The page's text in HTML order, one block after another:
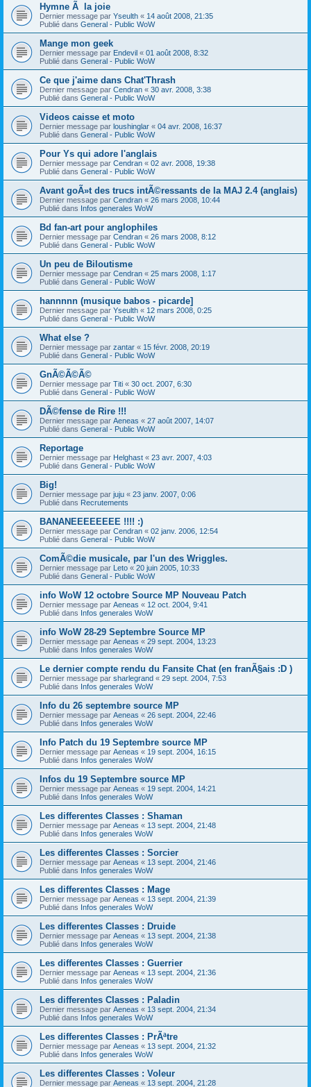
Hymne Ã la joie
Dernier message par Yseulth « 14 août 2008, 21:35
Publié dans General - Public WoW
Mange mon geek
Dernier message par Endevil « 01 août 2008, 8:32
Publié dans General - Public WoW
Ce que j'aime dans Chat'Thrash
Dernier message par Cendran « 30 avr. 2008, 3:38
Publié dans General - Public WoW
Videos caisse et moto
Dernier message par loushinglar « 04 avr. 2008, 16:37
Publié dans General - Public WoW
Pour Ys qui adore l'anglais
Dernier message par Cendran « 02 avr. 2008, 19:38
Publié dans General - Public WoW
Avant goÃ»t des trucs intÃ©ressants de la MAJ 2.4 (anglais)
Dernier message par Cendran « 26 mars 2008, 10:44
Publié dans Infos generales WoW
Bd fan-art pour anglophiles
Dernier message par Cendran « 26 mars 2008, 8:12
Publié dans General - Public WoW
Un peu de Biloutisme
Dernier message par Cendran « 25 mars 2008, 1:17
Publié dans General - Public WoW
hannnnn (musique babos - picarde]
Dernier message par Yseulth « 12 mars 2008, 0:25
Publié dans General - Public WoW
What else ?
Dernier message par zantar « 15 févr. 2008, 20:19
Publié dans General - Public WoW
GnÃ©Ã©Ã©
Dernier message par Titi « 30 oct. 2007, 6:30
Publié dans General - Public WoW
DÃ©fense de Rire !!!
Dernier message par Aeneas « 27 août 2007, 14:07
Publié dans General - Public WoW
Reportage
Dernier message par Helghast « 23 avr. 2007, 4:03
Publié dans General - Public WoW
Big!
Dernier message par juju « 23 janv. 2007, 0:06
Publié dans Recrutements
BANANEEEEEEEE !!!! :)
Dernier message par Cendran « 02 janv. 2006, 12:54
Publié dans General - Public WoW
ComÃ©die musicale, par l'un des Wriggles.
Dernier message par Leto « 20 juin 2005, 10:33
Publié dans General - Public WoW
info WoW 12 octobre Source MP Nouveau Patch
Dernier message par Aeneas « 12 oct. 2004, 9:41
Publié dans Infos generales WoW
info WoW 28-29 Septembre Source MP
Dernier message par Aeneas « 29 sept. 2004, 13:23
Publié dans Infos generales WoW
Le dernier compte rendu du Fansite Chat (en franÃ§ais :D )
Dernier message par sharlegrand « 29 sept. 2004, 7:53
Publié dans Infos generales WoW
Info du 26 septembre source MP
Dernier message par Aeneas « 26 sept. 2004, 22:46
Publié dans Infos generales WoW
Info Patch du 19 Septembre source MP
Dernier message par Aeneas « 19 sept. 2004, 16:15
Publié dans Infos generales WoW
Infos du 19 Septembre source MP
Dernier message par Aeneas « 19 sept. 2004, 14:21
Publié dans Infos generales WoW
Les differentes Classes : Shaman
Dernier message par Aeneas « 13 sept. 2004, 21:48
Publié dans Infos generales WoW
Les differentes Classes : Sorcier
Dernier message par Aeneas « 13 sept. 2004, 21:46
Publié dans Infos generales WoW
Les differentes Classes : Mage
Dernier message par Aeneas « 13 sept. 2004, 21:39
Publié dans Infos generales WoW
Les differentes Classes : Druide
Dernier message par Aeneas « 13 sept. 2004, 21:38
Publié dans Infos generales WoW
Les differentes Classes : Guerrier
Dernier message par Aeneas « 13 sept. 2004, 21:36
Publié dans Infos generales WoW
Les differentes Classes : Paladin
Dernier message par Aeneas « 13 sept. 2004, 21:34
Publié dans Infos generales WoW
Les differentes Classes : PrÃªtre
Dernier message par Aeneas « 13 sept. 2004, 21:32
Publié dans Infos generales WoW
Les differentes Classes : Voleur
Dernier message par Aeneas « 13 sept. 2004, 21:28